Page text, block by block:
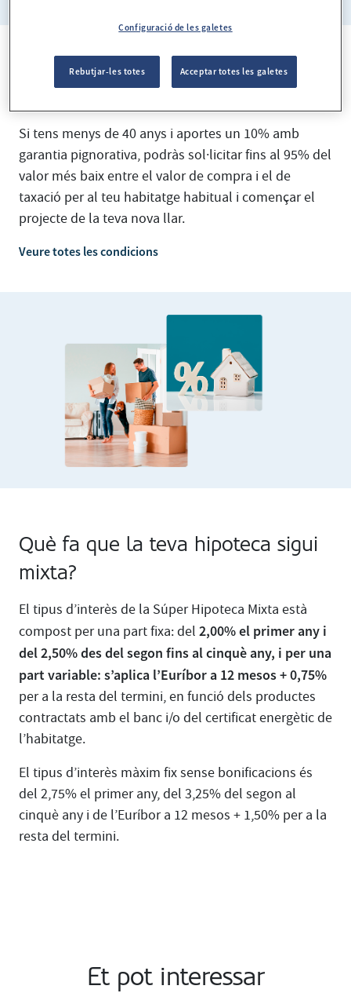
Finançament de fins al 95% si tens
Si tens menys de 40 anys i aportes un 10% amb
garantia pignorativa, podràs sol·licitar fins al 95% del
valor més baix entre el valor de compra i el de
taxació per al teu habitatge habitual i començar el
projecte de la teva nova llar.
Veure totes les condicions
Què fa que la teva hipoteca sigui
mixta?
El tipus d’interès de la Súper Hipoteca Mixta està
compost per una part fixa: del 2,00% el primer any i
del 2,50% des del segon fins al cinquè any, i per una
part variable: s’aplica l’Euríbor a 12 mesos + 0,75%
per a la resta del termini, en funció dels productes
contractats amb el banc i/o del certificat energètic de
l’habitatge.
El tipus d’interès màxim fix sense bonificacions és
del 2,75% el primer any, del 3,25% del segon al
cinquè any i de l’Euríbor a 12 mesos + 1,50% per a la
resta del termini.
Et pot interessar
Configuració de les galetes
Rebutjar-les totes Acceptar totes les galetes